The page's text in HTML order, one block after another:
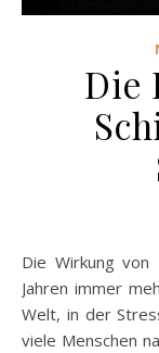
Die
Die Wirkung von Pep ist ein Thema, das in den letzten
Jahren immer
Welt, in der
viele Menschen